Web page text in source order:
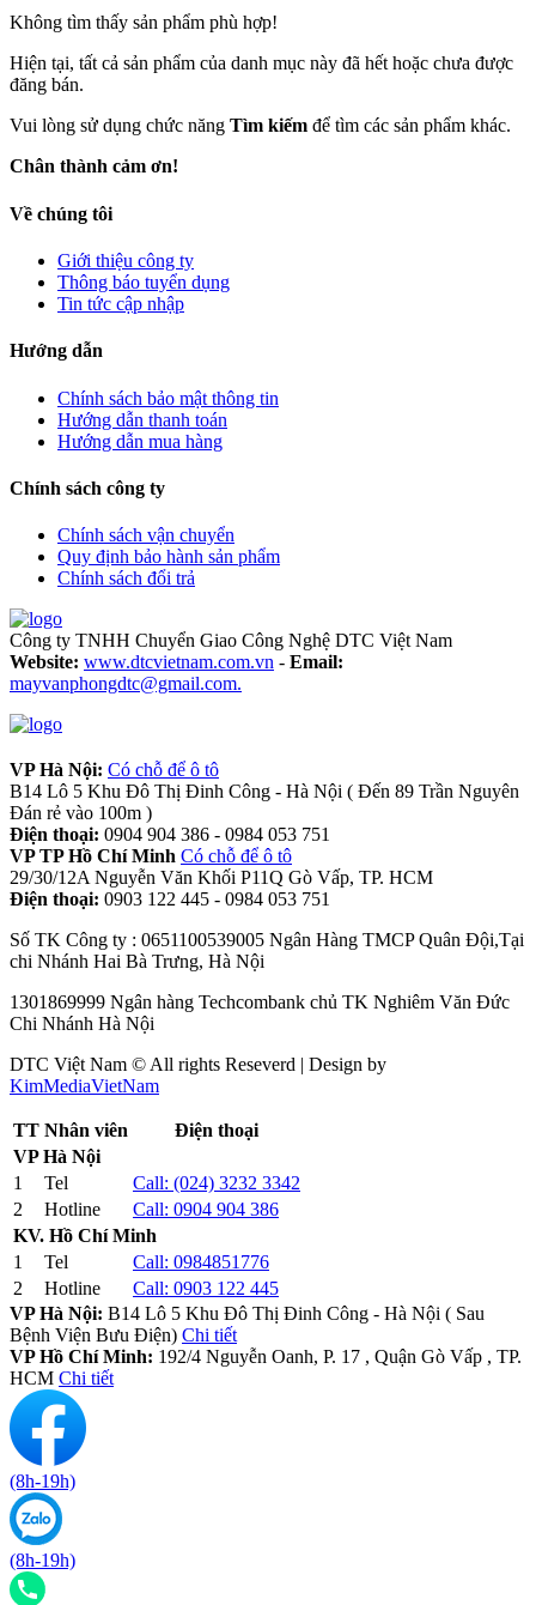
Không tìm thấy sản phẩm phù hợp!
Hiện tại, tất cả sản phẩm của danh mục này đã hết hoặc chưa được
đăng bán.
Vui lòng sử dụng chức năng Tìm kiếm để tìm các sản phẩm khác.
Chân thành cảm ơn!
Về chúng tôi
Giới thiệu công ty
Thông báo tuyển dụng
Tin tức cập nhập
Hướng dẫn
Chính sách bảo mật thông tin
Hướng dẫn thanh toán
Hướng dẫn mua hàng
Chính sách công ty
Chính sách vận chuyển
Quy định bảo hành sản phẩm
Chính sách đổi trả
Công ty TNHH Chuyển Giao Công Nghệ DTC Việt Nam
Website: www.dtcvietnam.com.vn - Email:
mayvanphongdtc@gmail.com.
VP Hà Nội: Có chỗ để ô tô
B14 Lô 5 Khu Đô Thị Đinh Công - Hà Nội ( Đến 89 Trần Nguyên
Đán rẻ vào 100m )
Điện thoại: 0904 904 386 - 0984 053 751
VP TP Hồ Chí Minh Có chỗ để ô tô
29/30/12A Nguyễn Văn Khối P11Q Gò Vấp, TP. HCM
Điện thoại: 0903 122 445 - 0984 053 751
Số TK Công ty : 0651100539005 Ngân Hàng TMCP Quân Đội,Tại
chi Nhánh Hai Bà Trưng, Hà Nội
1301869999 Ngân hàng Techcombank chủ TK Nghiêm Văn Đức
Chi Nhánh Hà Nội
DTC Việt Nam © All rights Reseverd | Design by
KimMediaVietNam
TT Nhân viên
Điện thoại
VP Hà Nội
1
Tel Call: (024) 3232 3342
2
Hotline Call: 0904 904 386
KV. Hồ Chí Minh
1
Tel Call: 0984851776
2
Hotline Call: 0903 122 445
VP Hà Nội: B14 Lô 5 Khu Đô Thị Đinh Công - Hà Nội ( Sau
Bệnh Viện Bưu Điện) Chi tiết
VP Hồ Chí Minh: 192/4 Nguyễn Oanh, P. 17 , Quận Gò Vấp , TP.
HCM Chi tiết
(8h-19h)
(8h-19h)